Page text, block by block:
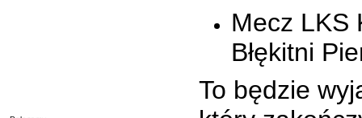
Mecz LKS
Błękitni
To będzie